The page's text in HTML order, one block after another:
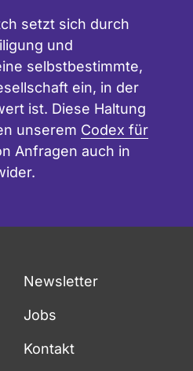
setzt sich durch
und
selbstbestimmte,
ein, in der
ist. Diese Haltung
unserem Codex für
Anfragen auch in
Newsletter
Jobs
Kontakt